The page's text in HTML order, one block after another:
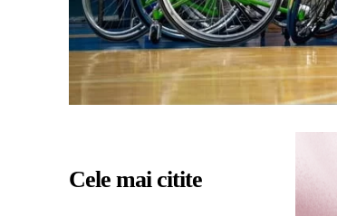
Cele mai citite